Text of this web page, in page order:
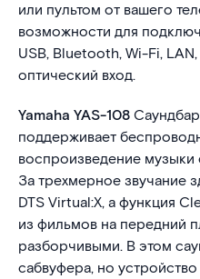
или пультом от вашего
возможности для
USB, Bluetooth, Wi-Fi,
оптический вход.
Yamaha YAS-108
поддерживает
воспроизведение музыки
За трехмерное звучание
DTS Virtual:X, а функция
из фильмов на передний
разборчивыми. В этом
сабвуфера, но